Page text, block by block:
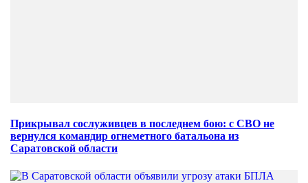
Прикрывал сослуживцев в последнем бою: с СВО не
вернулся командир огнеметного батальона из
Саратовской области